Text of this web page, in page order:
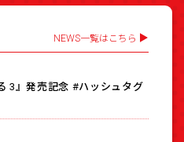
NEWS一覧はこちら
3』発売記念 #ハッシュタグ